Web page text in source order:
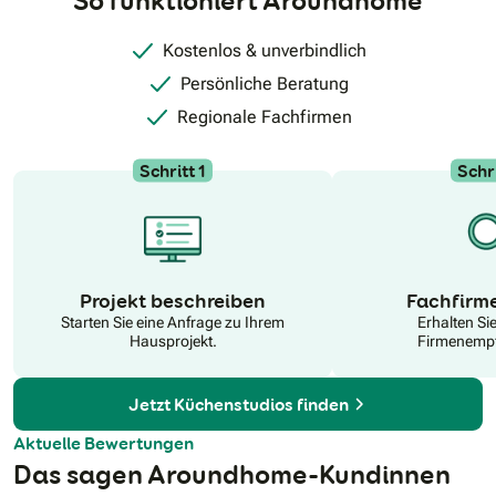
übernehmen wir gerne. Auch um eine Modernisierung Ihrer
Kostenlos & unverbindlich
Persönliche Beratung
Regionale Fachfirmen
Schritt 1
Projekt beschreiben
Starten Sie eine Anfrage zu Ihrem
Hausprojekt.
Erhalten
Jetzt Küchenstudios finden
Aktuelle Bewertungen
Das sagen Aroundhome-Kundinnen